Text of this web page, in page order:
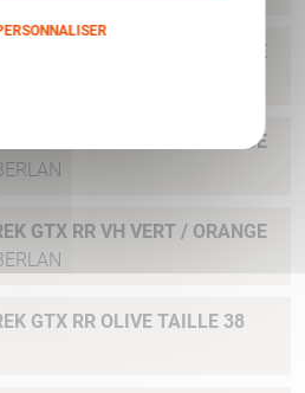
GTX RR VH VERT / ORANGE
GTX RR VH VERT / ORANGE
GTX RR VH VERT / ORANGE
GTX RR OLIVE TAILLE 38